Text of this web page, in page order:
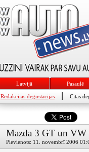
Latvijā Pasaulē
Redakcijas degustācijas Citas
Mazda 3 GT un
Pievienots: 11. novembrī 2006